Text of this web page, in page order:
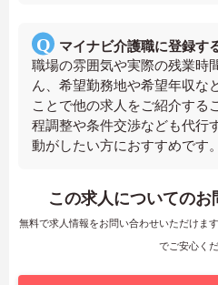
マイナビ介護職に登録す
職場の雰囲気や実際の残業時
ん、希望勤務地や希望年収な
ことで他の求人をご紹介する
程調整や条件交渉なども代行
動がしたい方におすすめです。
この求人についてのお
無料で求人情報をお問い合わせいただけま
でご安心くだ